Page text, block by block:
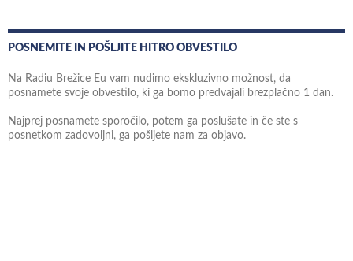
POSNEMITE IN POŠLJITE HITRO OBVESTILO
Na Radiu Brežice Eu vam nudimo ekskluzivno možnost, da
posnamete svoje obvestilo, ki ga bomo predvajali brezplačno 1 dan.
Najprej posnamete sporočilo, potem ga poslušate in če ste s
posnetkom zadovoljni, ga pošljete nam za objavo.